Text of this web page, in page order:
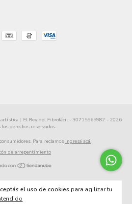
el uso de cookies para agilizar tu
| El Rey del Fibrofácil - 30715565982 - 2026.
los derechos reservados.
Para reclamos ingresá acá.
de arrepentimiento